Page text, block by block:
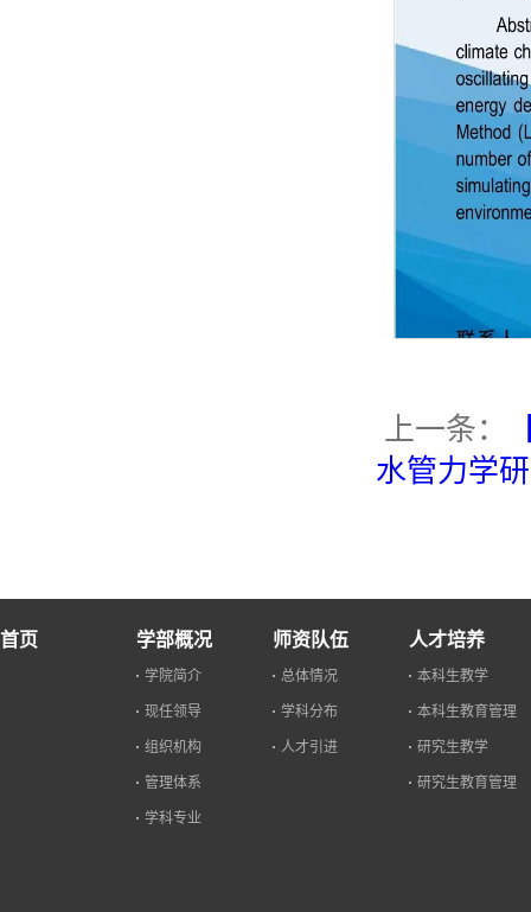
上一条：
水管力学
首页 学部概况
学院简介
现任领导
组织机构
管理体系
学科专业
师资队伍
总体情况
学科分布
人才引进
人才培养
本科生教学
本科生教育管理
研究生教学
研究生教育管理